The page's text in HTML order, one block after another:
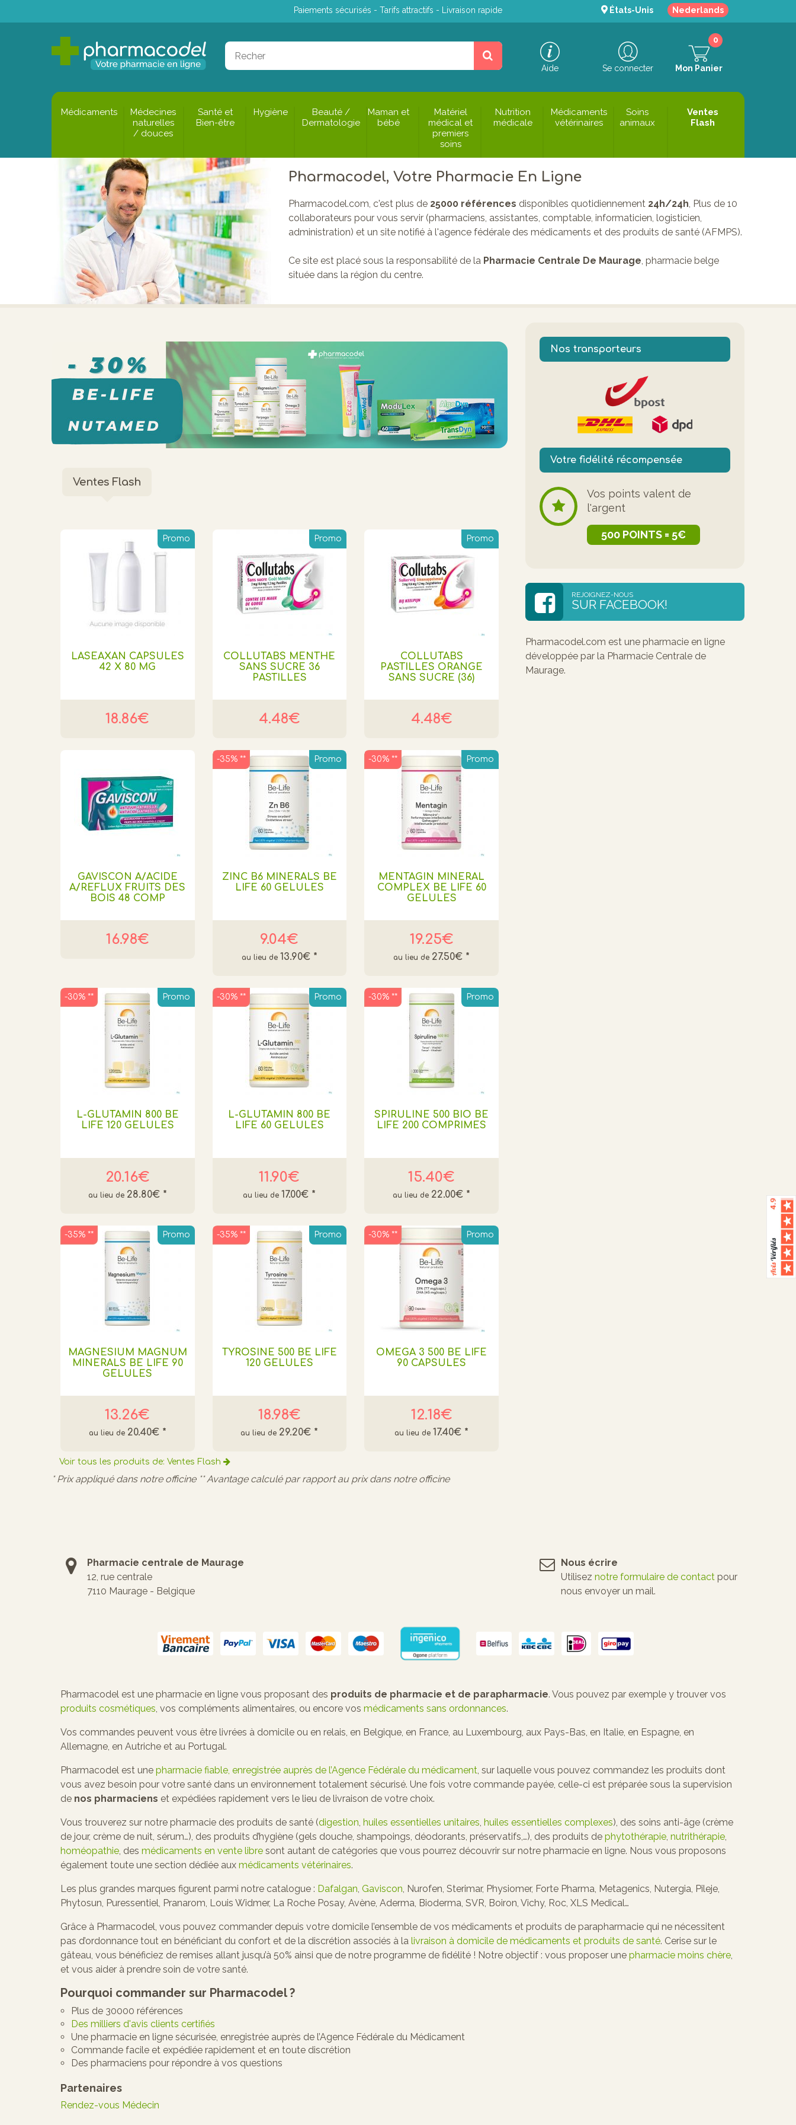
Paiements sécurisés - Tarifs attractifs - Livraison rapide États-Unis Nederlands
Aide Se connecter Mon Panier
0
Médicaments
Médecines
naturelles
/ douces
Santé et
Bien-être
Hygiène
Beauté /
Dermatologie
Maman et
bébé
Matériel
médical et
premiers
soins
Nutrition
médicale
Médicaments
vétérinaires
Soins
animaux
Ventes
Flash
Pharmacodel, Votre Pharmacie En Ligne
Pharmacodel.com, c'est plus de 25000 références disponibles quotidiennement 24h/24h, Plus de 10
collaborateurs pour vous servir (pharmaciens, assistantes, comptable, informaticien, logisticien,
administration) et un site notifié à l'agence fédérale des médicaments et des produits de santé (AFMPS).
Ce site est placé sous la responsabilité de la Pharmacie Centrale De Maurage, pharmacie belge
située dans la région du centre.
Ventes Flash
Promo
LASEAXAN CAPSULES
42 X 80 MG
18.86€
Promo
COLLUTABS MENTHE
SANS SUCRE 36
PASTILLES
4.48€
Promo
COLLUTABS
PASTILLES ORANGE
SANS SUCRE (36)
4.48€
GAVISCON A/ACIDE
A/REFLUX FRUITS DES
BOIS 48 COMP
16.98€
Promo
ZINC B6 MINERALS BE
LIFE 60 GELULES
9.04€
13.90€ *
-35% ** Promo
MENTAGIN MINERAL
COMPLEX BE LIFE 60
GELULES
19.25€
27.50€ *
-30% **
Promo
L-GLUTAMIN 800 BE
LIFE 120 GELULES
20.16€
28.80€ *
-30% ** Promo
L-GLUTAMIN 800 BE
LIFE 60 GELULES
11.90€
17.00€ *
-30% ** Promo
SPIRULINE 500 BIO BE
LIFE 200 COMPRIMES
15.40€
22.00€ *
-30% **
Promo
MAGNESIUM MAGNUM
MINERALS BE LIFE 90
GELULES
13.26€
20.40€ *
-35% ** Promo
TYROSINE 500 BE LIFE
120 GELULES
18.98€
29.20€ *
-35% ** Promo
OMEGA 3 500 BE LIFE
90 CAPSULES
12.18€
17.40€ *
-30% **
Voir tous les produits de: Ventes Flash
* Prix appliqué dans notre officine ** Avantage calculé par rapport au prix dans notre officine
Nos transporteurs
Votre fidélité récompensée
Vos points valent de
l'argent
500 POINTS = 5€
REJOIGNEZ-NOUS
SUR FACEBOOK!
Pharmacodel.com est une pharmacie en ligne
développée par la Pharmacie Centrale de
Maurage.
Pharmacie centrale de Maurage
12, rue centrale
7110 Maurage - Belgique
Nous écrire
Utilisez notre formulaire de contact pour
nous envoyer un mail.
Pharmacodel est une pharmacie en ligne vous proposant des produits de pharmacie et de parapharmacie. Vous pouvez par exemple y trouver vos
produits cosmétiques , vos compléments alimentaires, ou encore vos médicaments sans ordonnances.
Vos commandes peuvent vous être livrées à domicile ou en relais, en Belgique, en France, au Luxembourg, aux Pays-Bas, en Italie, en Espagne, en
Allemagne, en Autriche et au Portugal.
Pharmacodel est une pharmacie fiable, enregistrée auprès de l’Agence Fédérale du médicament , sur laquelle vous pouvez commandez les produits dont
vous avez besoin pour votre santé dans un environnement totalement sécurisé. Une fois votre commande payée, celle-ci est préparée sous la supervision
de nos pharmaciens et expédiées rapidement vers le lieu de livraison de votre choix.
Vous trouverez sur notre pharmacie des produits de santé (digestion huiles essentielles unitaires huiles essentielles complexes), des soins anti-âge (crème
de jour, crème de nuit, sérum…), des produits d’hygiène (gels douche, shampoings, déodorants, préservatifs,…), des produits de phytothérapie nutrithérapie
homéopathie , des médicaments en vente libre sont autant de catégories que vous pourrez découvrir sur notre pharmacie en ligne. Nous vous proposons
également toute une section dédiée aux médicaments vétérinaires.
Les plus grandes marques figurent parmi notre catalogue : Dafalgan Gaviscon , Nurofen, Sterimar, Physiomer, Forte Pharma, Metagenics, Nutergia, Pileje,
Phytosun, Puressentiel, Pranarom, Louis Widmer, La Roche Posay, Avène, Aderma, Bioderma, SVR, Boiron, Vichy, Roc, XLS Medical…
Grâce à Pharmacodel, vous pouvez commander depuis votre domicile l’ensemble de vos médicaments et produits de parapharmacie qui ne nécessitent
pas d’ordonnance tout en bénéficiant du confort et de la discrétion associés à la livraison à domicile de médicaments et produits de santé. Cerise sur le
gâteau, vous bénéficiez de remises allant jusqu’à 50% ainsi que de notre programme de fidélité ! Notre objectif : vous proposer une pharmacie moins chère
et vous aider à prendre soin de votre santé.
Pourquoi commander sur Pharmacodel ?
Plus de 30000 références
Des milliers d'avis clients certifiés
Une pharmacie en ligne sécurisée, enregistrée auprès de l’Agence Fédérale du Médicament
Commande facile et expédiée rapidement et en toute discrétion
Des pharmaciens pour répondre à vos questions
Partenaires
Rendez-vous Médecin